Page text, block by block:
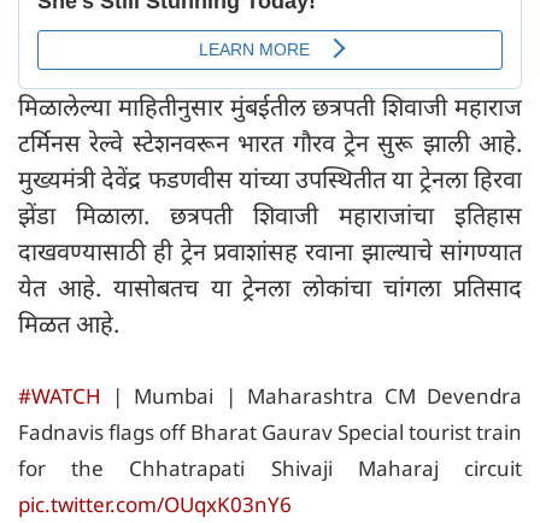
मिळालेल्या माहितीनुसार मुंबईतील छत्रपती शिवाजी महाराज
टर्मिनस रेल्वे स्टेशनवरून भारत गौरव ट्रेन सुरू झाली आहे.
मुख्यमंत्री देवेंद्र फडणवीस यांच्या उपस्थितीत या ट्रेनला हिरवा
झेंडा मिळाला. छत्रपती शिवाजी महाराजांचा इतिहास
दाखवण्यासाठी ही ट्रेन प्रवाशांसह रवाना झाल्याचे सांगण्यात
येत आहे. यासोबतच या ट्रेनला लोकांचा चांगला प्रतिसाद
मिळत आहे.
#WATCH | Mumbai | Maharashtra CM Devendra
Fadnavis flags off Bharat Gaurav Special tourist train
for the Chhatrapati Shivaji Maharaj circuit
pic.twitter.com/OUqxK03nY6